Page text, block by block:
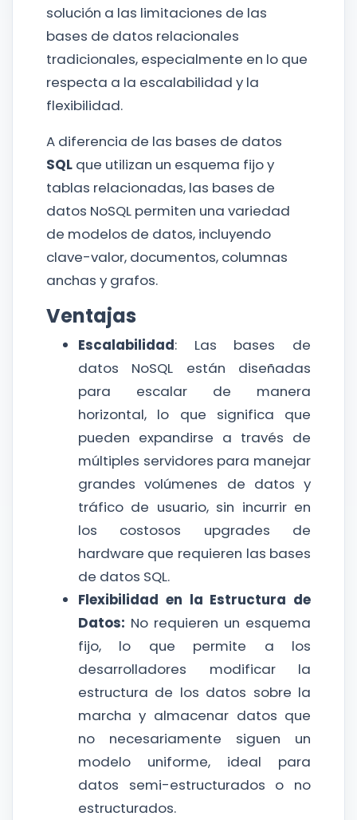
solución a las limitaciones de las
bases de datos relacionales
tradicionales, especialmente en lo que
respecta a la escalabilidad y la
flexibilidad.
A diferencia de las bases de datos
SQLque utilizan un esquema fijo y
tablas relacionadas, las bases de
datos NoSQL permiten una variedad
de modelos de datos, incluyendo
clave-valor, documentos, columnas
anchas y grafos.
Ventajas
Escalabilidad: Las bases de
datos NoSQL están diseñadas
para escalar de manera
horizontal, lo que significa que
pueden expandirse a través de
múltiples servidores para manejar
grandes volúmenes de datos y
tráfico de usuario, sin incurrir en
los costosos upgrades de
hardware que requieren las bases
de datos SQL.
Flexibilidad en la Estructura de
Datos: No requieren un esquema
fijo, lo que permite a los
desarrolladores modificar la
estructura de los datos sobre la
marcha y almacenar datos que
no necesariamente siguen un
modelo uniforme, ideal para
datos semi-estructurados o no
estructurados.